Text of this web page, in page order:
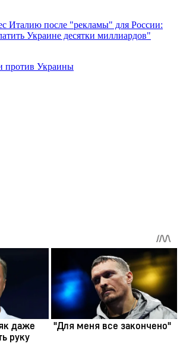
Италию после "рекламы" для России:
Украине десятки миллиардов"
против Украины